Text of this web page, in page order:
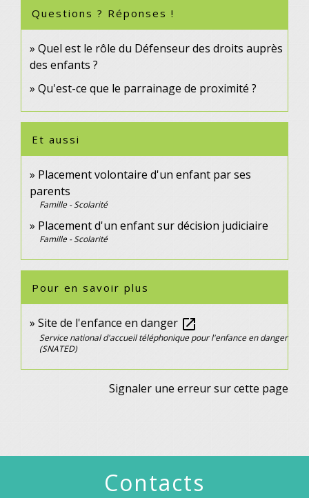
Questions ? Réponses !
Quel est le rôle du Défenseur des droits auprès
des enfants ?
Qu'est-ce que le parrainage de proximité ?
Et aussi
Placement volontaire d'un enfant par ses
parents
Famille - Scolarité
Placement d'un enfant sur décision judiciaire
Famille - Scolarité
Pour en savoir plus
Site de l'enfance en danger open_in_new
Service national d'accueil téléphonique pour l'enfance en danger
(SNATED)
Signaler une erreur sur cette page
Contacts